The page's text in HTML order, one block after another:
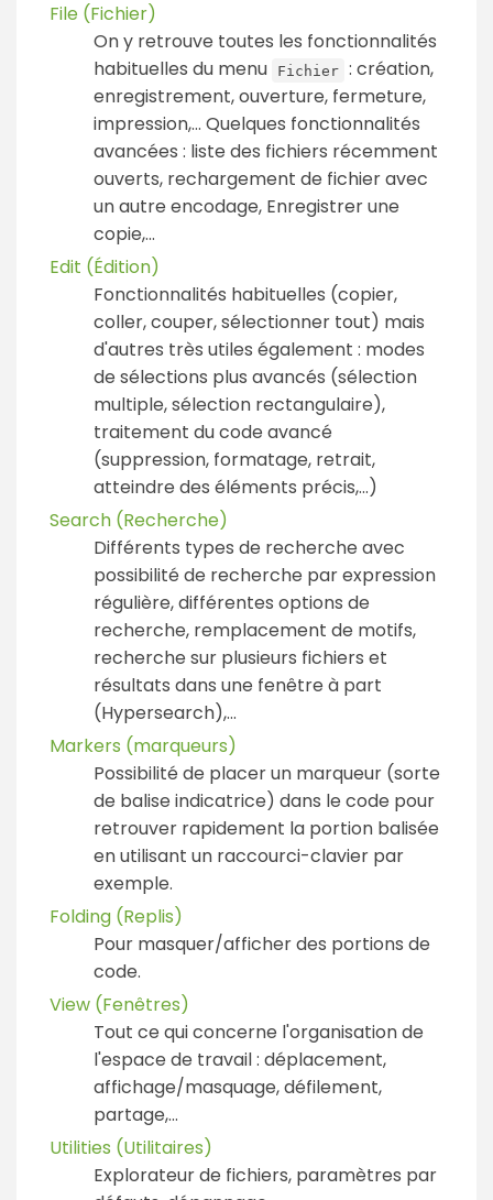
File (Fichier)
On y retrouve toutes les fonctionnalités
habituelles du menu
Fichier : création,
enregistrement, ouverture, fermeture,
impression,... Quelques fonctionnalités
avancées : liste des fichiers récemment
ouverts, rechargement de fichier avec
un autre encodage, Enregistrer une
copie,...
Edit (Édition)
Fonctionnalités habituelles (copier,
coller, couper, sélectionner tout) mais
d'autres très utiles également : modes
de sélections plus avancés (sélection
multiple, sélection rectangulaire),
traitement du code avancé
(suppression, formatage, retrait,
atteindre des éléments précis,...)
Search (Recherche)
Différents types de recherche avec
possibilité de recherche par expression
régulière, différentes options de
recherche, remplacement de motifs,
recherche sur plusieurs fichiers et
résultats dans une fenêtre à part
(Hypersearch),...
Markers (marqueurs)
Possibilité de placer un marqueur (sorte
de balise indicatrice) dans le code pour
retrouver rapidement la portion balisée
en utilisant un raccourci-clavier par
exemple.
Folding (Replis)
Pour masquer/afficher des portions de
code.
View (Fenêtres)
Tout ce qui concerne l'organisation de
l'espace de travail : déplacement,
affichage/masquage, défilement,
partage,...
Utilities (Utilitaires)
Explorateur de fichiers, paramètres par